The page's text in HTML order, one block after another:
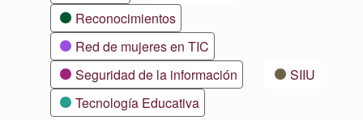
Reconocimientos
Red de mujeres en TIC
Seguridad de la información
SIIU
Tecnología Educativa